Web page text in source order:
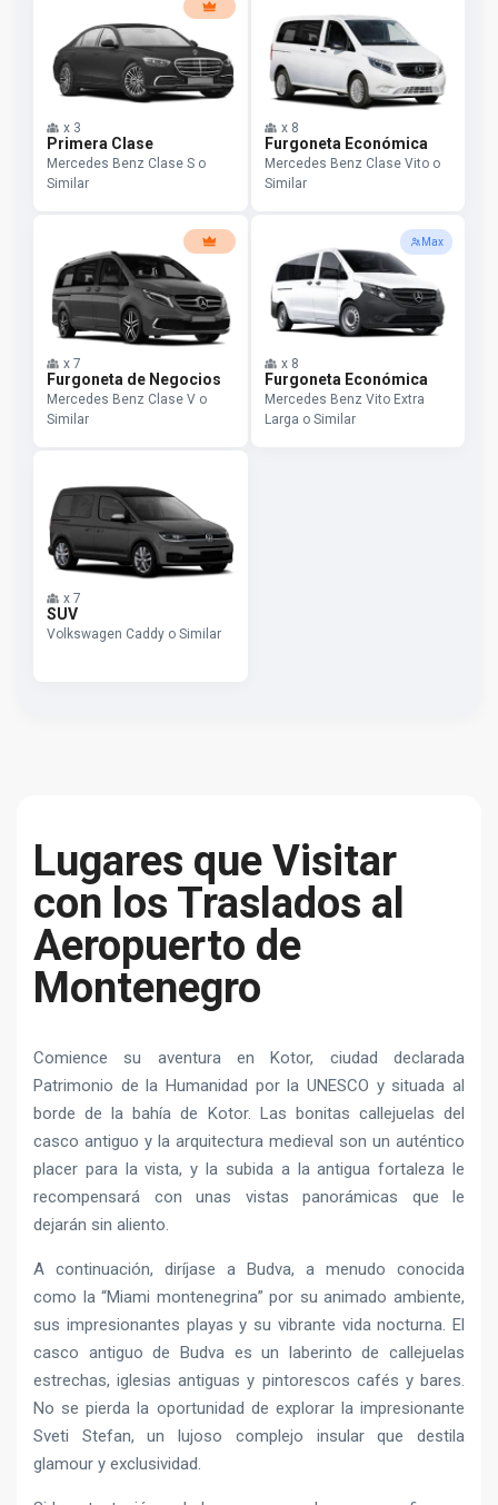
x 3
Primera Clase
Mercedes Benz Clase S o
Similar
x 8
Furgoneta Económica
Mercedes Benz Clase Vito o
Similar
x 7
Furgoneta de Negocios
Mercedes Benz Clase V o
Similar
Max
x 8
Furgoneta Económica
Mercedes Benz Vito Extra
Larga o Similar
x 7
SUV
Volkswagen Caddy o Similar
Lugares que Visitar
con los Traslados al
Aeropuerto de
Montenegro
Comience su aventura en Kotor, ciudad declarada
Patrimonio de la Humanidad por la UNESCO y situada al
borde de la bahía de Kotor. Las bonitas callejuelas del
casco antiguo y la arquitectura medieval son un auténtico
placer para la vista, y la subida a la antigua fortaleza le
recompensará con unas vistas panorámicas que le
dejarán sin aliento.
A continuación, diríjase a Budva, a menudo conocida
como la “Miami montenegrina” por su animado ambiente,
sus impresionantes playas y su vibrante vida nocturna. El
casco antiguo de Budva es un laberinto de callejuelas
estrechas, iglesias antiguas y pintorescos cafés y bares.
No se pierda la oportunidad de explorar la impresionante
Sveti Stefan, un lujoso complejo insular que destila
glamour y exclusividad.